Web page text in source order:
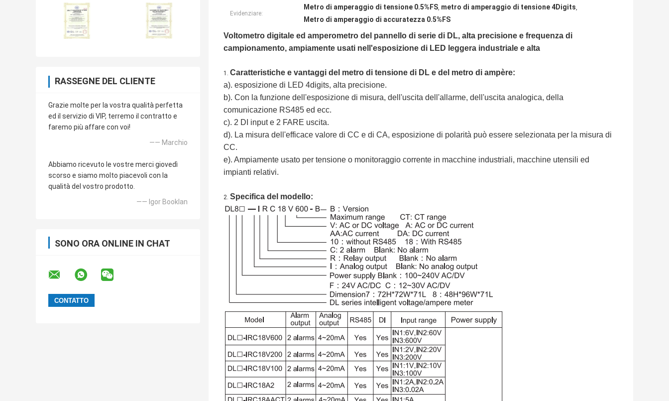
RASSEGNE DEL CLIENTE
Grazie molte per la vostra qualità perfetta
ed il servizio di VIP, terremo il contratto e
faremo più affare con voi!
—— Marchio
Abbiamo ricevuto le vostre merci giovedì
scorso e siamo molto piacevoli con la
qualità del vostro prodotto.
—— Igor Booklan
SONO ORA ONLINE IN CHAT
Evidenziare:
Metro di amperaggio di tensione 0.5%FS, metro di amperaggio di tensione 4Digits,
Metro di amperaggio di accuratezza 0.5%FS
Voltometro digitale ed amperometro del pannello di serie di DL, alta precisione e frequenza di
campionamento, ampiamente usati nell'esposizione di LED leggera industriale e alta
1. Caratteristiche e vantaggi del metro di tensione di DL e del metro di ampère:
a). esposizione di LED 4digits, alta precisione.
b). Con la funzione dell'esposizione di misura, dell'uscita dell'allarme, dell'uscita analogica, della
comunicazione RS485 ed ecc.
c). 2 DI input e 2 FARE uscita.
d). La misura dell'efficace valore di CC e di CA, esposizione di polarità può essere selezionata per la misura di
CC.
e). Ampiamente usato per tensione o monitoraggio corrente in macchine industriali, macchine utensili ed
impianti relativi.
2. Specifica del modello: